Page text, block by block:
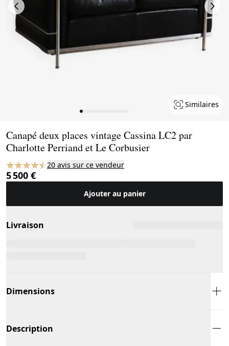
Similaires
Canapé deux places vintage Cassina LC2 par
Charlotte Perriand et Le Corbusier
20 avis sur ce vendeur
5 500 €
Ajouter au panier
Livraison
Dimensions
Description